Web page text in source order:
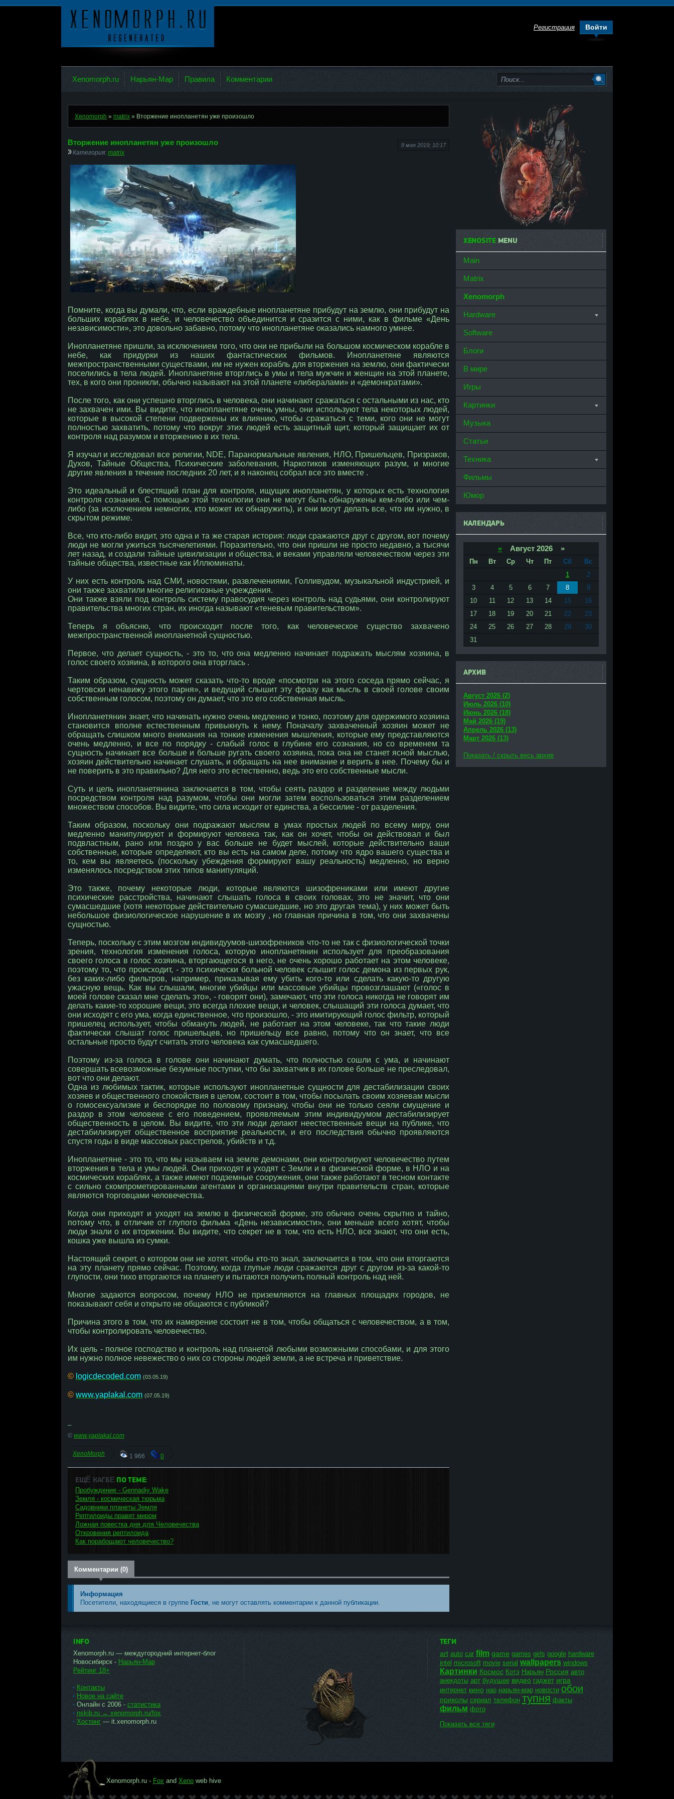
Регистрация Войти
Xenomorph.ru Нарьян-Мар Правила Комментарии
Xenomorph » matrix » Вторжение инопланетян уже произошло
8 мая 2019; 10:17
Вторжение инопланетян уже произошло
Категория: matrix
Помните, когда вы думали, что, если враждебные инопланетяне прибудут на землю, они прибудут на
больших кораблях в небе, и человечество объединится и сразится с ними, как в фильме «День
независимости», это довольно забавно, потому что инопланетяне оказались намного умнее.
Инопланетяне пришли, за исключением того, что они не прибыли на большом космическом корабле в
небе, как придурки из наших фантастических фильмов. Инопланетяне являются
межпространственными существами, им не нужен корабль для вторжения на землю, они фактически
поселились в тела людей. Инопланетяне вторглись в умы и тела мужчин и женщин на этой планете,
тех, в кого они проникли, обычно называют на этой планете «либералами» и «демонкратами».
После того, как они успешно вторглись в человека, они начинают сражаться с остальными из нас, кто
не захвачен ими. Вы видите, что инопланетяне очень умны, они используют тела некоторых людей,
которые в высокой степени подвержены их влиянию, чтобы сражаться с теми, кого они не могут
полностью захватить, потому что вокруг этих людей есть защитный щит, который защищает их от
контроля над разумом и вторжению в их тела.
Я изучал и исследовал все религии, NDE, Паранормальные явления, НЛО, Пришельцев, Призраков,
Духов, Тайные Общества, Психические заболевания, Наркотиков изменяющих разум, и многие
другие явления в течение последних 20 лет, и я наконец собрал все это вместе .
Это идеальный и блестящий план для контроля, ищущих инопланетян, у которых есть технология
контроля сознания. С помощью этой технологии они не могут быть обнаружены кем-либо или чем-
либо (за исключением немногих, кто может их обнаружить), и они могут делать все, что им нужно, в
скрытом режиме.
Все, что кто-либо видит, это одна и та же старая история: люди сражаются друг с другом, вот почему
люди не могли ужиться тысячелетиями. Поразительно, что они пришли не просто недавно, а тысячи
лет назад, и создали тайные цивилизации и общества, и веками управляли человечеством через эти
тайные общества, известные как Иллюминаты.
У них есть контроль над СМИ, новостями, развлечениями, Голливудом, музыкальной индустрией, и
они также захватили многие религиозные учреждения.
Они также взяли под контроль систему правосудия через контроль над судьями, они контролируют
правительства многих стран, их иногда называют «теневым правительством».
Теперь я объясню, что происходит после того, как человеческое существо захвачено
межпространственной инопланетной сущностью.
Первое, что делает сущность, - это то, что она медленно начинает подражать мыслям хозяина, в
голос своего хозяина, в которого она вторглась .
Таким образом, сущность может сказать что-то вроде «посмотри на этого соседа прямо сейчас, я
чертовски ненавижу этого парня», и ведущий слышит эту фразу как мысль в своей голове своим
собственным голосом, поэтому он думает, что это его собственная мысль.
Инопланетянин знает, что начинать нужно очень медленно и тонко, поэтому для одержимого хозяина
становится вполне естественным привыкнуть к нему. Поначалу захваченный хозяин может не
обращать слишком много внимания на тонкие изменения мышления, которые ему представляются
очень медленно, и все по порядку - слабый голос в глубине его сознания, но со временем та
сущность начинает все больше и больше ругать своего хозяина, пока она не станет ясной мыслью,
хозяин действительно начинает слушать, и обращать на нее внимание и верить в нее. Почему бы и
не поверить в это правильно? Для него это естественно, ведь это его собственные мысли.
Суть и цель инопланетянина заключается в том, чтобы сеять раздор и разделение между людьми
посредством контроля над разумом, чтобы они могли затем воспользоваться этим разделением
множеством способов. Вы видите, что сила исходит от единства, а бессилие - от разделения.
Таким образом, поскольку они подражают мыслям в умах простых людей по всему миру, они
медленно манипулируют и формируют человека так, как он хочет, чтобы он действовал и был
подвластным, рано или поздно у вас больше не будет мыслей, которые действительно ваши
собственные, которые определяют, кто вы есть на самом деле, потому что ядро ​​вашего существа и
то, кем вы являетесь (поскольку убеждения формируют вашу реальность) медленно, но верно
изменялось посредством этих типов манипуляций.
Это также, почему некоторые люди, которые являются шизофрениками или имеют другие
психические расстройства, начинают слышать голоса в своих головах, это не значит, что они
сумасшедшие (хотя некоторые действительно сумасшедшие, но это другая тема), у них может быть
небольшое физиологическое нарушение в их мозгу , но главная причина в том, что они захвачены
сущностью.
Теперь, поскольку с этим мозгом индивидуумов-шизофреников что-то не так с физиологической точки
зрения, технология изменения голоса, которую инопланетянин использует для преобразования
своего голоса в голос хозяина, вторгающегося в него, не очень хорошо работает на этом человеке,
поэтому то, что происходит, - это психически больной человек слышит голос демона из первых рук,
без каких-либо фильтров, например, приказывая ему убить кого-то или сделать какую-то другую
ужасную вещь. Как вы слышали, многие убийцы или массовые убийцы провозглашают («голос в
моей голове сказал мне сделать это», - говорят они), замечают, что эти голоса никогда не говорят им
делать какие-то хорошие вещи, это всегда плохие вещи, и человек, слышащий эти голоса думает, что
они исходят с его ума, когда единственное, что произошло, - это имитирующий голос фильтр, который
пришелец использует, чтобы обмануть людей, не работает на этом человеке, так что такие люди
фактически слышат голос пришельцев, но пришельцу все равно, потому что он знает, что все
остальные просто будут считать этого человека как сумасшедшего.
Поэтому из-за голоса в голове они начинают думать, что полностью сошли с ума, и начинают
совершать всевозможные безумные поступки, что бы захватчик в их голове больше не преследовал,
вот что они делают.
Одна из любимых тактик, которые используют инопланетные сущности для дестабилизации своих
хозяев и общественного спокойствия в целом, состоит в том, чтобы посылать своим хозяевам мысли
о гомосексуализме и беспорядке по половому признаку, чтобы они не только сеяли смущение и
раздор в этом человеке с его поведением, проявляемым этим индивидуумом дестабилизирует
общественность в целом. Вы видите, что эти люди делают неестественные вещи на публике, что
дестабилизирует общественное восприятие реальности, и его последствия обычно проявляются
спустя годы в виде массовых расстрелов, убийств и т.д.
Инопланетяне - это то, что мы называем на земле демонами, они контролируют человечество путем
вторжения в тела и умы людей. Они приходят и уходят с Земли и в физической форме, в НЛО и на
космических кораблях, а также имеют подземные сооружения, они также работают в тесном контакте
с сильно скомпрометированными агентами и организациями внутри правительств стран, которые
являются торговцами человечества.
Когда они приходят и уходят на землю в физической форме, это обычно очень скрытно и тайно,
потому что, в отличие от глупого фильма «День независимости», они меньше всего хотят, чтобы
люди знали о их вторжении. Вы видите, что секрет не в том, что есть НЛО, все знают, что они есть,
кошка уже вышла из сумки.
Настоящий секрет, о котором они не хотят, чтобы кто-то знал, заключается в том, что они вторгаются
на эту планету прямо сейчас. Поэтому, когда глупые люди сражаются друг с другом из-за какой-то
глупости, они тихо вторгаются на планету и пытаются получить полный контроль над ней.
Многие задаются вопросом, почему НЛО не приземляются на главных площадях городов, не
показывают себя и открыто не общаются с публикой?
Причина этого в том, что их намерение состоит не в том, чтобы общаться с человечеством, а в том,
чтобы контролировать человечество.
Их цель - полное господство и контроль над планетой любыми возможными способами, и для этого
им нужно полное невежество о них со стороны людей земли, а не встреча и приветствие.
© logicdecoded.com (03.05.19)
© www.yaplakal.com (07.05.19)
© www.yaplakal.com
XenoMorph 1 966 0
ЕЩЁ КАГБΕ ПО ТЕМЕ:
Пробуждение - Gennadiy Wake
Земля - космическая тюрьма
Садовники планеты Земля
Рептилоиды правят миром
Ложная повестка дня для Человечества
Откровения рептилоида
Как порабощают человечество?
Комментарии (0)
Информация
Посетители, находящиеся в группе Гости , не могут оставлять комментарии к данной публикации.
XENOSITEMENU
Main
Matrix
Xenomorph
Hardware
Software
Блоги
В мире
Игры
Картинки
Музыка
Статьи
Техника
Фильмы
Юмор
КАЛЕНДАРЬ
«Август 2026 »
Пн Вт Ср Чт Пт Сб
Вс
1
2
3
4 5 6 7 8
9
10
11 12 13 14 15
16
17
18 19 20 21 22
23
24
25 26 27 28 29
30
31
АРХИВ
Август 2026 (2)
Июль 2026 (10)
Июнь 2026 (18)
Май 2026 (19)
Апрель 2026 (13)
Март 2026 (13)
Показать / скрыть весь архив
INFO
Xenomorph.ru — междугородний интернет-блог
Новосибирск - Нарьян-Мар
Рейтинг 18+
Контакты
Новое на сайте
Онлайн с 2006 - статистика
nskib.ru → xenomorph.ru/fox
Хостинг — it.xenomorph.ru
ТЕГИ
art auto car film game games girls google hardware
intel microsoft movie serial wallpapers windows
Картинки Космос Котэ Нарьян Россия авто
анекдоты арт будущее видео гаджет игра
интернет кино нао нарьян-мар новости обои
приколы сериал телефон тупня факты
фильм фото
Показать все теги
Xenomorph.ru - Fox and Xeno web hive